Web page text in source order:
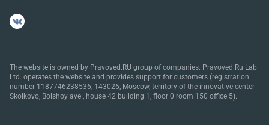
The website is owned by Pravoved.RU group of companies. Pravoved.Ru Lab
Ltd. operates the website and provides support for customers (registration
number 1187746238536, 143026, Moscow, territory of the innovative center
Skolkovo, Bolshoy ave., house 42 building 1, floor 0 room 150 office 5).